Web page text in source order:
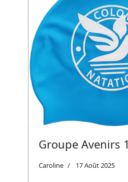
Groupe Avenirs 1
Caroline 17 Août 2025